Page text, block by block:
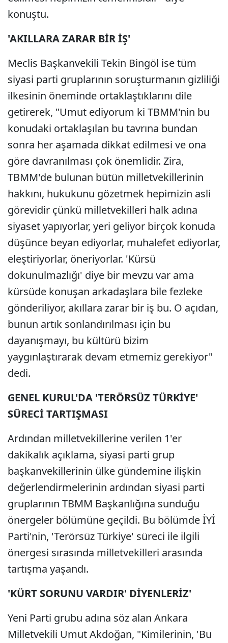
konuştu.
'AKILLARA ZARAR BİR İŞ'
Meclis Başkanvekili Tekin Bingöl ise tüm
siyasi parti gruplarının soruşturmanın gizliliği
ilkesinin öneminde ortaklaştıklarını dile
getirerek, "Umut ediyorum ki TBMM'nin bu
konudaki ortaklaşılan bu tavrına bundan
sonra her aşamada dikkat edilmesi ve ona
göre davranılması çok önemlidir. Zira,
TBMM'de bulunan bütün milletvekillerinin
hakkını, hukukunu gözetmek hepimizin asli
görevidir çünkü milletvekilleri halk adına
siyaset yapıyorlar, yeri geliyor birçok konuda
düşünce beyan ediyorlar, muhalefet ediyorlar,
eleştiriyorlar, öneriyorlar. 'Kürsü
dokunulmazlığı' diye bir mevzu var ama
kürsüde konuşan arkadaşlara bile fezleke
gönderiliyor, akıllara zarar bir iş bu. O açıdan,
bunun artık sonlandırılması için bu
dayanışmayı, bu kültürü bizim
yaygınlaştırarak devam etmemiz gerekiyor"
dedi.
GENEL KURUL'DA 'TERÖRSÜZ TÜRKİYE'
SÜRECİ TARTIŞMASI
Ardından milletvekillerine verilen 1'er
dakikalık açıklama, siyasi parti grup
başkanvekillerinin ülke gündemine ilişkin
değerlendirmelerinin ardından siyasi parti
gruplarının TBMM Başkanlığına sunduğu
önergeler bölümüne geçildi. Bu bölümde İYİ
Parti'nin, 'Terörsüz Türkiye' süreci ile ilgili
önergesi sırasında milletvekilleri arasında
tartışma yaşandı.
'KÜRT SORUNU VARDIR' DİYENLERİZ'
Yeni Parti grubu adına söz alan Ankara
Milletvekili Umut Akdoğan, "Kimilerinin, 'Bu